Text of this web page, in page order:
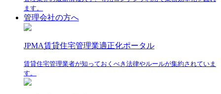
ます。
管理会社の方へ
JPMA賃貸住宅管理業適正化ポータル
賃貸住宅管理業者が知っておくべき法律やルールが集約されていま
す。